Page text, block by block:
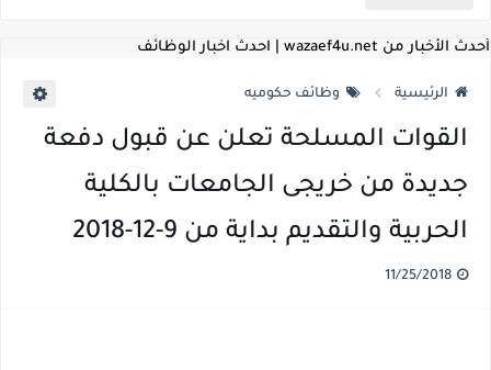
أحدث الأخبار من wazaef4u.net | احدث اخبار الوظائف
الرئيسية وظائف حكوميه
القوات المسلحة تعلن عن قبول دفعة
جديدة من خريجى الجامعات بالكلية
الحربية والتقديم بداية من 9-12-2018